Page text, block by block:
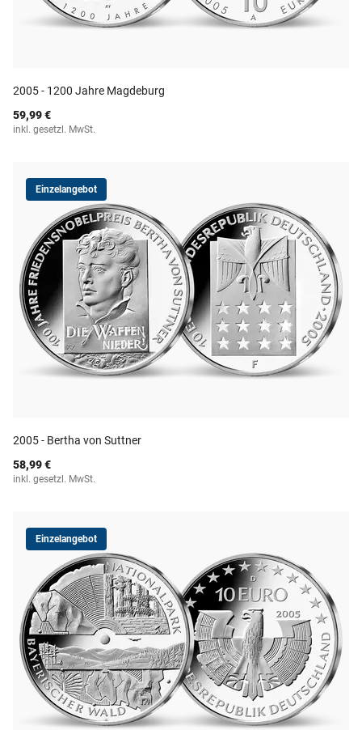
2005 - 1200 Jahre Magdeburg
59,99 €
inkl. gesetzl. MwSt.
Einzelangebot
2005 - Bertha von Suttner
58,99 €
inkl. gesetzl. MwSt.
Einzelangebot